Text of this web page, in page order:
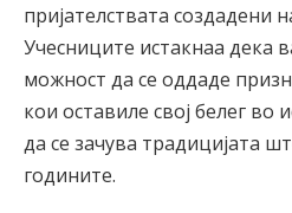
пријателствата создадени
Учесниците истакнаа дека
можност да се оддаде
кои оставиле свој белег во
да се зачува традицијата
годините.